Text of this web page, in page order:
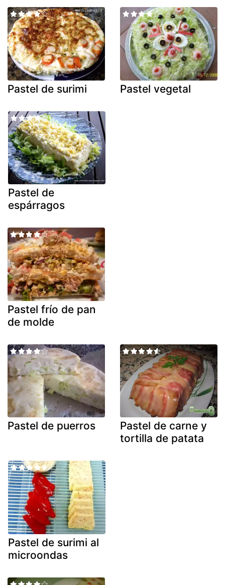
Pastel de surimi Pastel vegetal
Pastel de
espárragos
Pastel frío de pan
de molde
Pastel de puerros
Pastel de carne y
tortilla de patata
Pastel de surimi al
microondas